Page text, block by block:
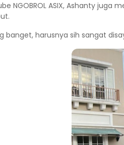
NGOBROL ASIX, Ashanty
banget, harusnya sih sangat